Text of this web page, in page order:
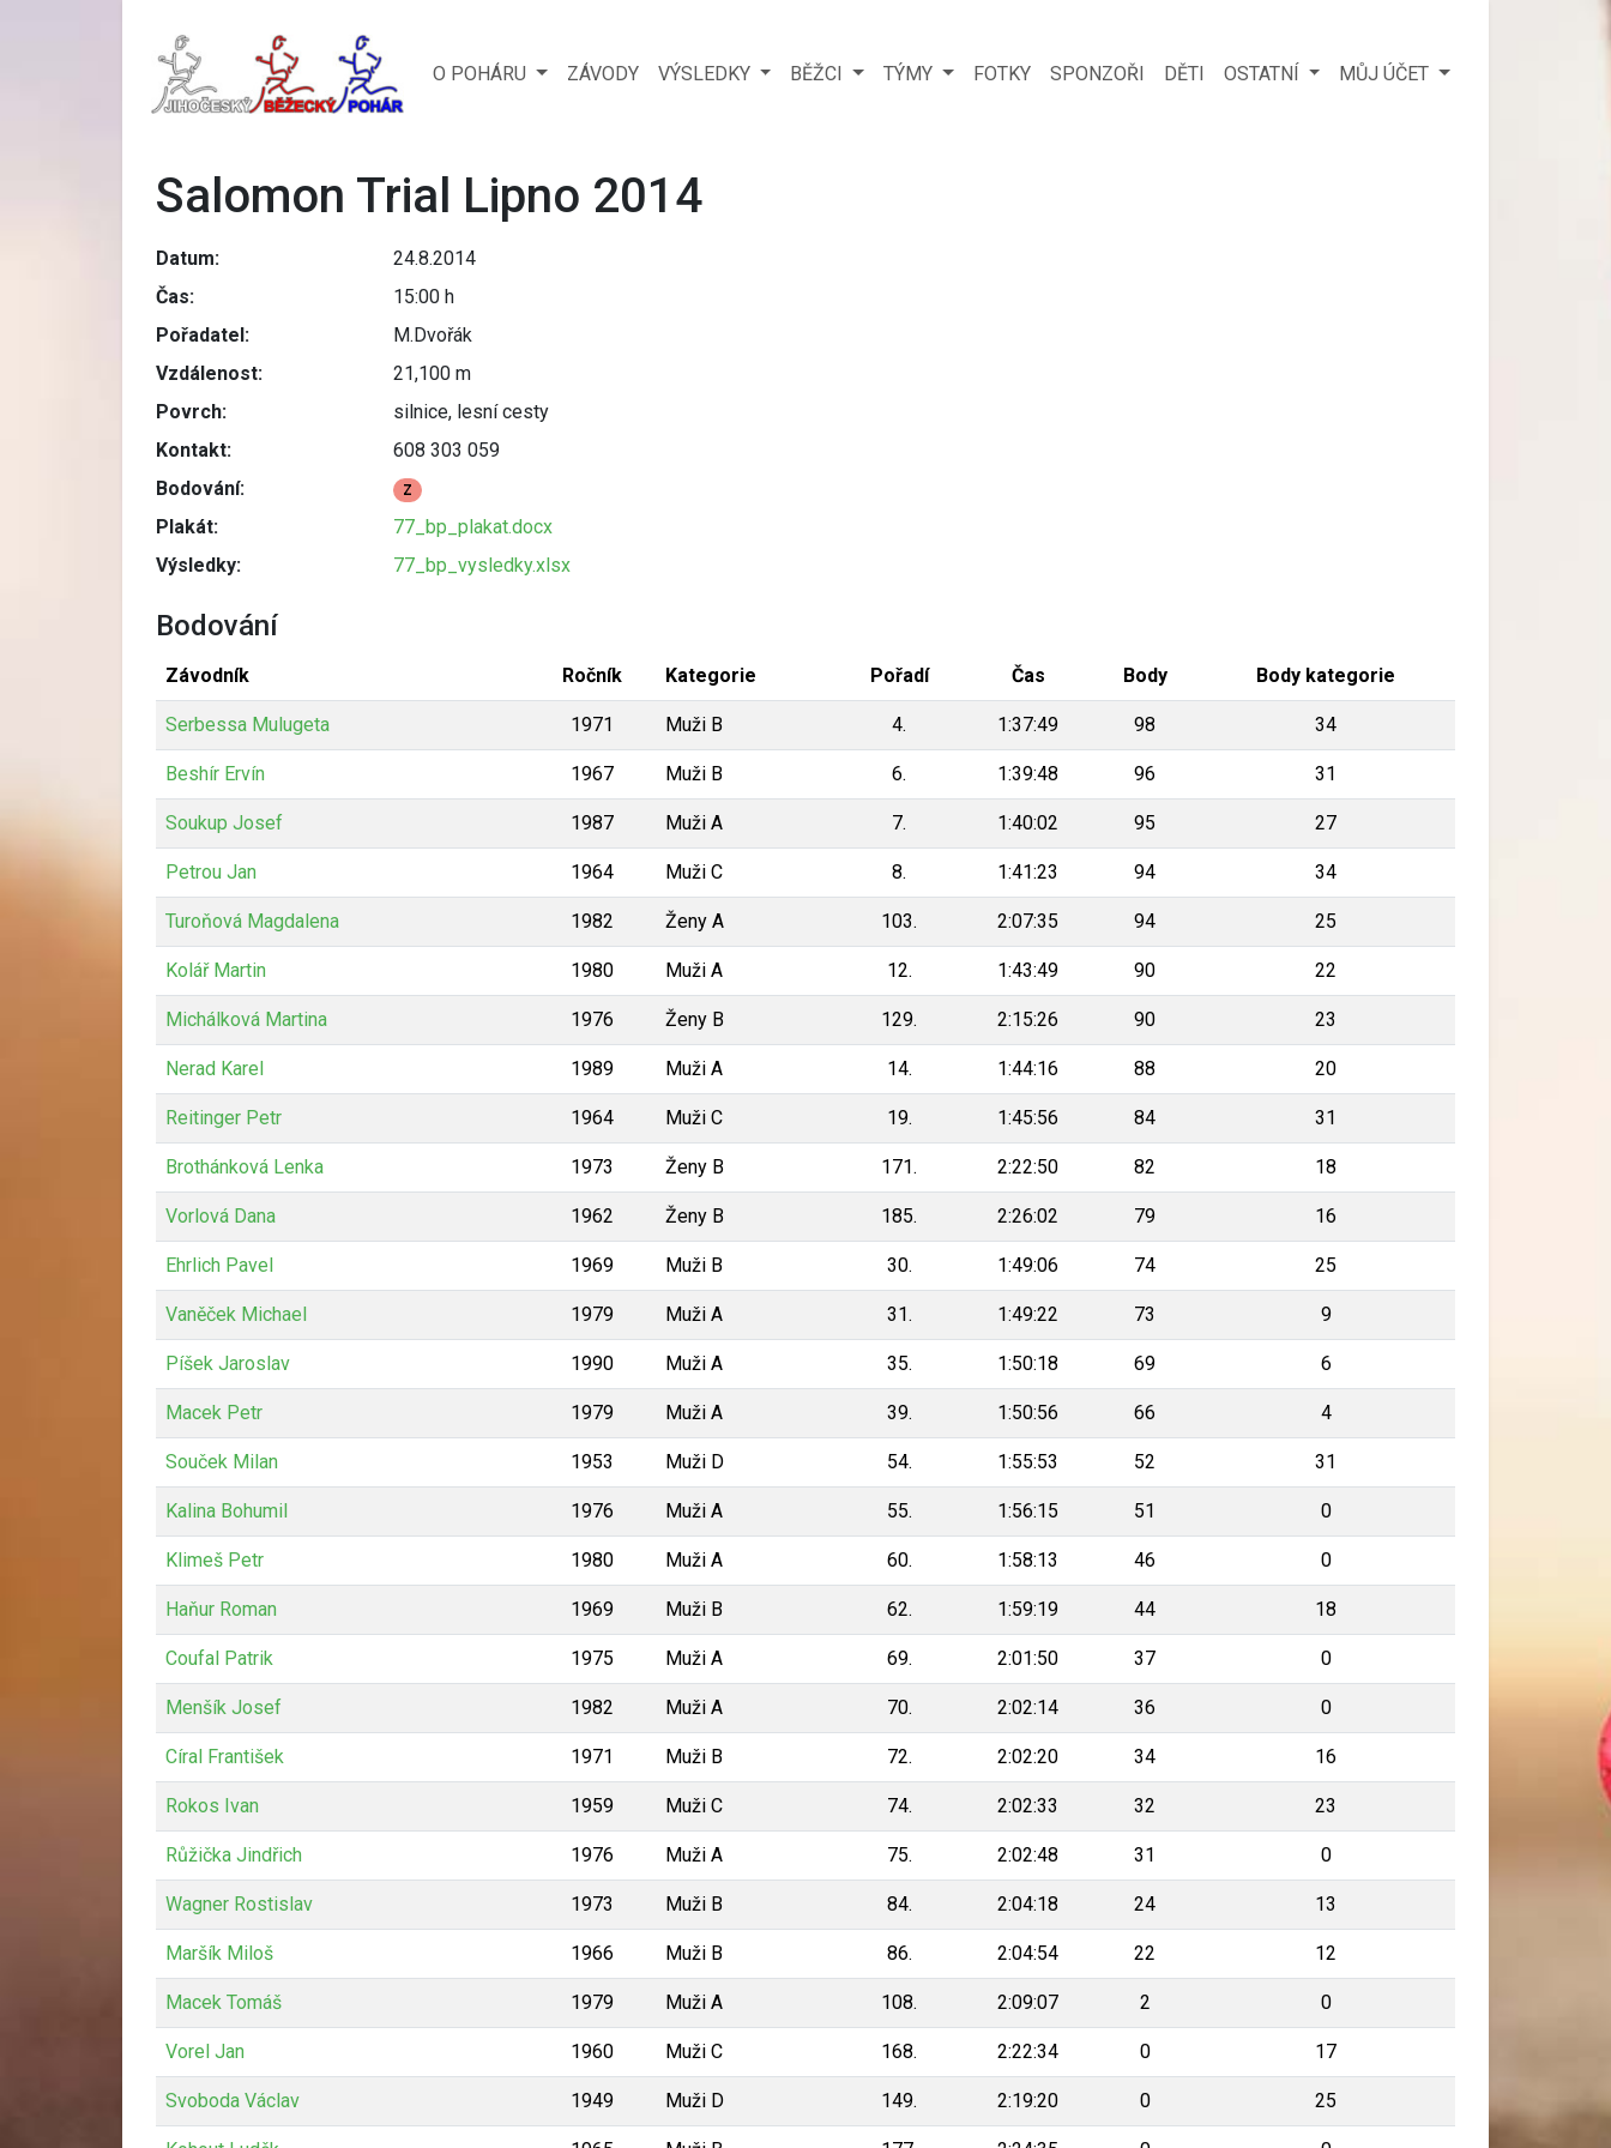
O POHÁRU ZÁVODY VÝSLEDKY BĚŽCI TÝMY FOTKY SPONZOŘI DĚTI OSTATNÍ MŮJ ÚČET
Salomon Trial Lipno 2014
Datum:
24.8.2014
Čas:
15:00 h
Pořadatel:
M.Dvořák
Vzdálenost:
21,100 m
Povrch:
silnice, lesní cesty
Kontakt:
608 303 059
Bodování:
Z
Plakát:
77_bp_plakat.docx
Výsledky:
77_bp_vysledky.xlsx
Bodování
Závodník Ročník Kategorie Pořadí Čas Body Body kategorie
Serbessa Mulugeta 1971 Muži B 4. 1:37:49 98 34
Beshír Ervín 1967 Muži B 6. 1:39:48 96 31
Soukup Josef 1987 Muži A 7. 1:40:02 95 27
Petrou Jan 1964 Muži C 8. 1:41:23 94 34
Turoňová Magdalena 1982 Ženy A 103. 2:07:35 94 25
Kolář Martin 1980 Muži A 12. 1:43:49 90 22
Michálková Martina 1976 Ženy B 129. 2:15:26 90 23
Nerad Karel 1989 Muži A 14. 1:44:16 88 20
Reitinger Petr 1964 Muži C 19. 1:45:56 84 31
Brothánková Lenka 1973 Ženy B 171. 2:22:50 82 18
Vorlová Dana 1962 Ženy B 185. 2:26:02 79 16
Ehrlich Pavel 1969 Muži B 30. 1:49:06 74 25
Vaněček Michael 1979 Muži A 31. 1:49:22 73 9
Píšek Jaroslav 1990 Muži A 35. 1:50:18 69 6
Macek Petr 1979 Muži A 39. 1:50:56 66 4
Souček Milan 1953 Muži D 54. 1:55:53 52 31
Kalina Bohumil 1976 Muži A 55. 1:56:15 51 0
Klimeš Petr 1980 Muži A 60. 1:58:13 46 0
Haňur Roman 1969 Muži B 62. 1:59:19 44 18
Coufal Patrik 1975 Muži A 69. 2:01:50 37 0
Menšík Josef 1982 Muži A 70. 2:02:14 36 0
Círal František 1971 Muži B 72. 2:02:20 34 16
Rokos Ivan 1959 Muži C 74. 2:02:33 32 23
Růžička Jindřich 1976 Muži A 75. 2:02:48 31 0
Wagner Rostislav 1973 Muži B 84. 2:04:18 24 13
Maršík Miloš 1966 Muži B 86. 2:04:54 22 12
Macek Tomáš 1979 Muži A 108. 2:09:07 2 0
Vorel Jan 1960 Muži C 168. 2:22:34 0 17
Svoboda Václav 1949 Muži D 149. 2:19:20 0 25